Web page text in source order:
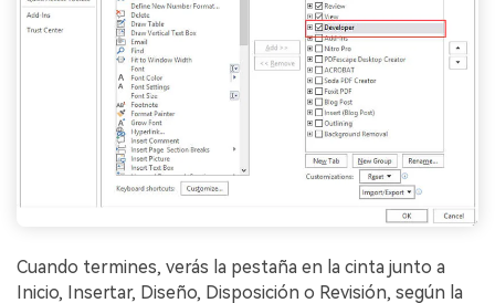
Cuando termines, verás la pestaña en la cinta junto a
Inicio, Insertar, Diseño, Disposición o Revisión, según la